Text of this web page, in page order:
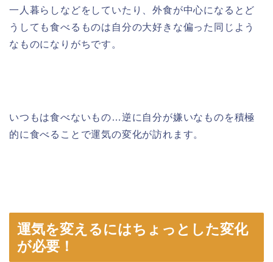
一人暮らしなどをしていたり、外食が中心になるとど
うしても食べるものは自分の大好きな偏った同じよう
なものになりがちです。
いつもは食べないもの…逆に自分が嫌いなものを積極
的に食べることで運気の変化が訪れます。
運気を変えるにはちょっとした変化
が必要！